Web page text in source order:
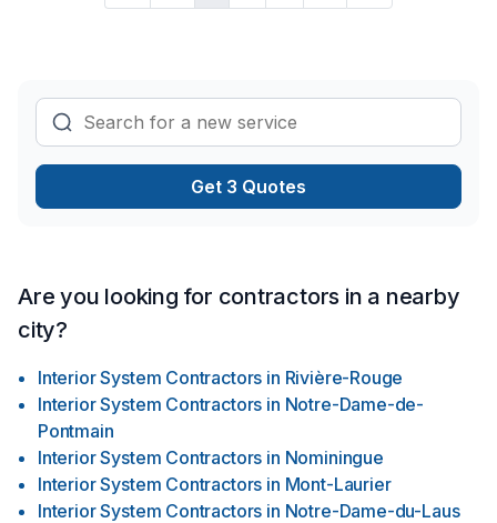
Get 3 Quotes
Are you looking for contractors in a nearby
city?
Interior System Contractors in Rivière-Rouge
Interior System Contractors in Notre-Dame-de-
Pontmain
Interior System Contractors in Nominingue
Interior System Contractors in Mont-Laurier
Interior System Contractors in Notre-Dame-du-Laus